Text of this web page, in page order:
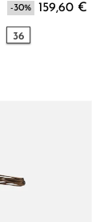
-30% 159,60 €
36